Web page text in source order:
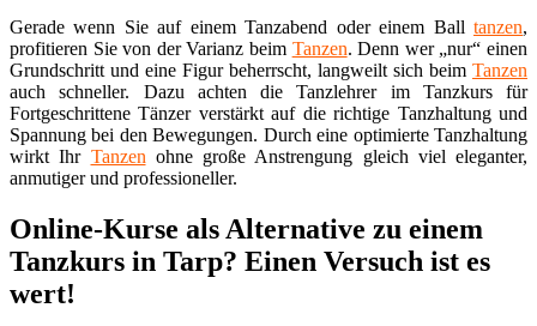
Gerade wenn Sie auf einem Tanzabend oder einem Ball tanzen,
profitieren Sie von der Varianz beim Tanzen. Denn wer „nur“ einen
Grundschritt und eine Figur beherrscht, langweilt sich beim Tanzen
auch schneller. Dazu achten die Tanzlehrer im Tanzkurs für
Fortgeschrittene Tänzer verstärkt auf die richtige Tanzhaltung und
Spannung bei den Bewegungen. Durch eine optimierte Tanzhaltung
wirkt Ihr Tanzen ohne große Anstrengung gleich viel eleganter,
anmutiger und professioneller.
Online-Kurse als Alternative zu einem
Tanzkurs in Tarp? Einen Versuch ist es
wert!